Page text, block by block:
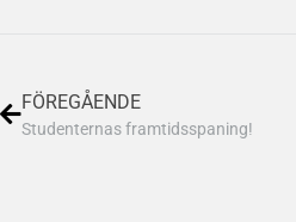
FÖREGÅENDE
Studenternas framtidsspaning!